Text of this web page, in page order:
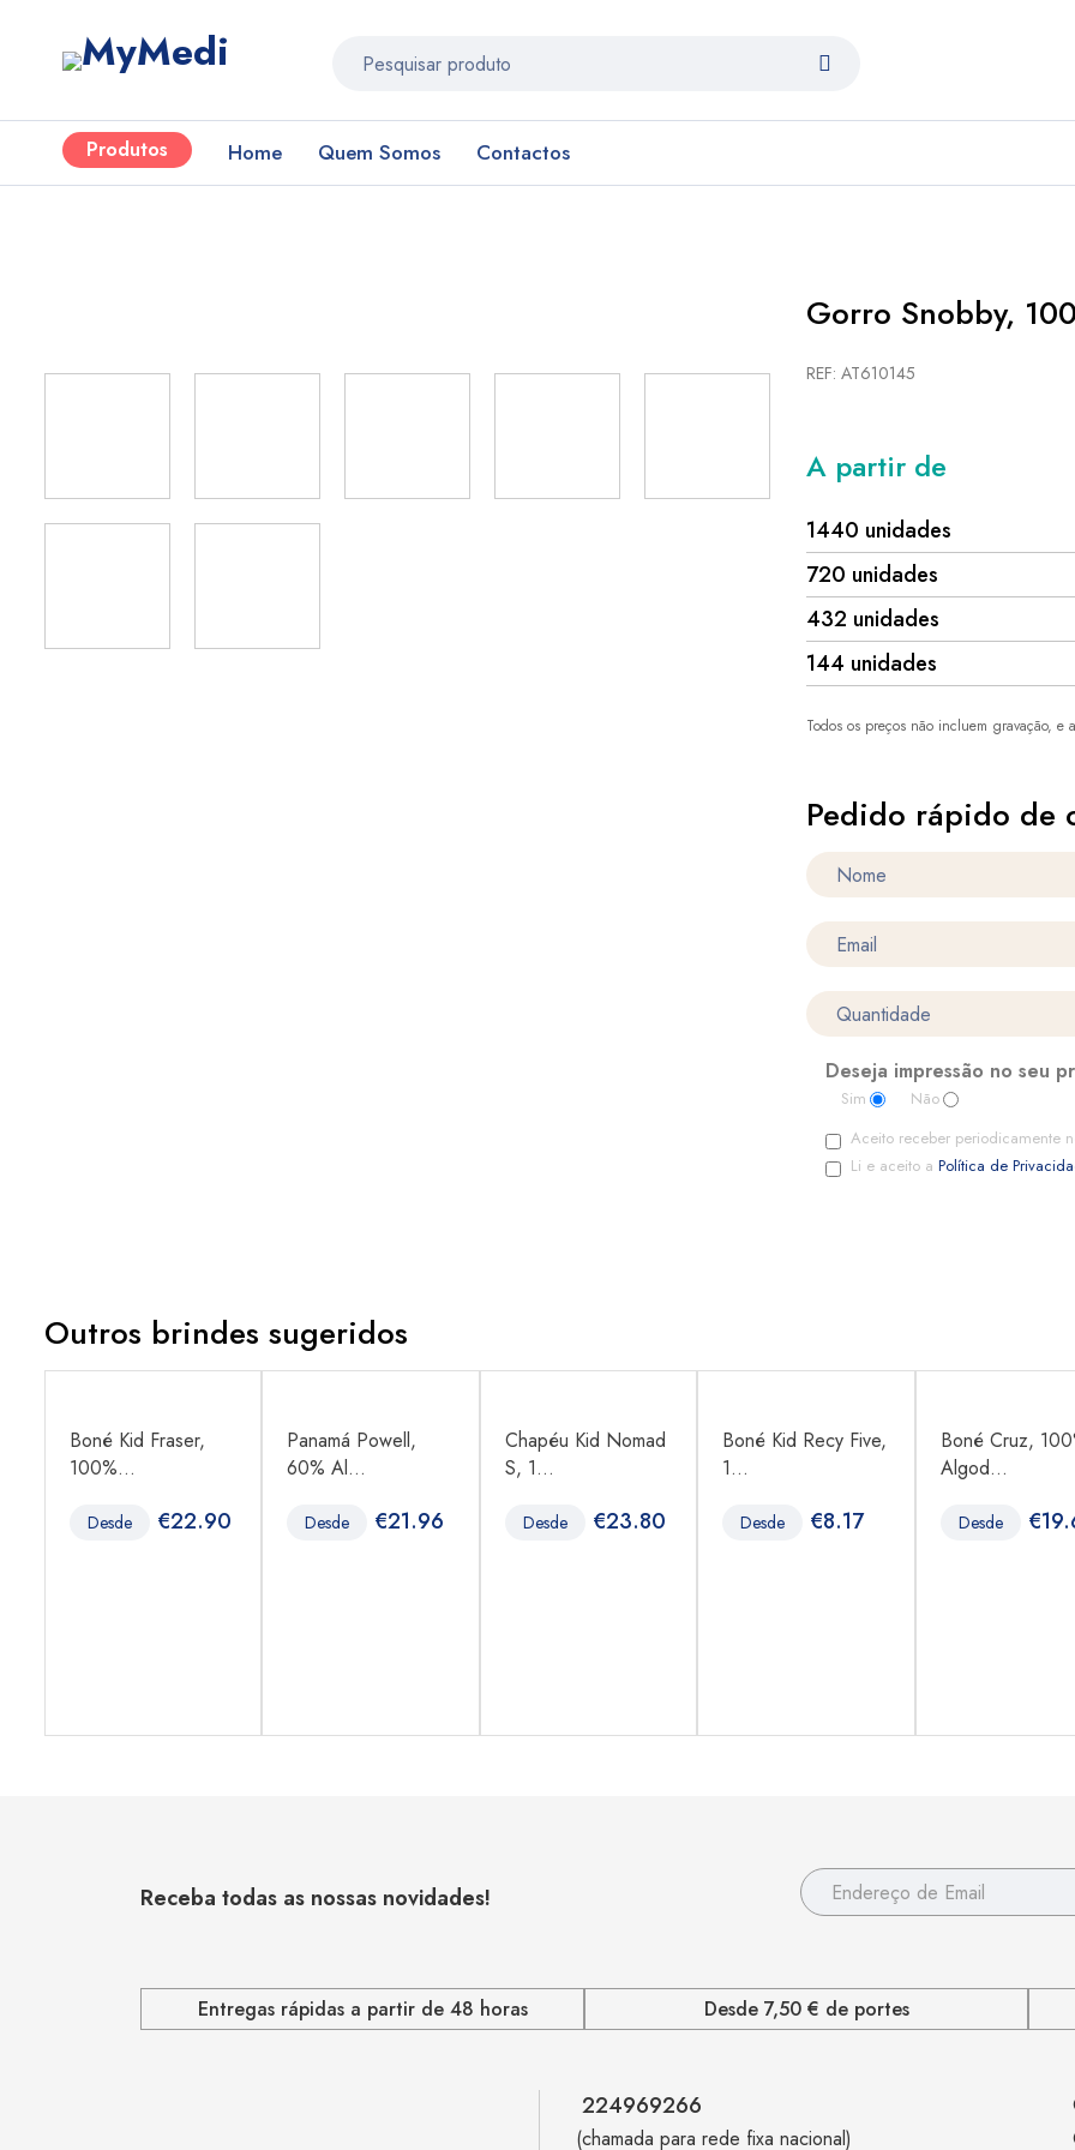
Produtos Home Quem Somos Contactos
Gorro Snobby,
REF: AT610145
A partir de
1440 unidades
720 unidades
432 unidades
144 unidades
Todos os preços não incluem gravação,
Pedido rápido de
Deseja impressão no seu
Sim
Não
Aceito receber periodicamente
Li e aceito a Política de
Outros brindes sugeridos
Boné Kid Fraser,
100%...
Desde €22.90
Panamá Powell,
60% Al...
Desde €21.96
Chapéu Kid Nomad
S, 1...
Desde €23.80
Boné Kid Recy Five,
1...
Desde €8.17
Boné Cruz,
Algod...
Desde €
Receba todas as nossas novidades!
Entregas rápidas a partir de 48 horas Desde 7,50 € de portes
224969266
(chamada para rede fixa nacional)